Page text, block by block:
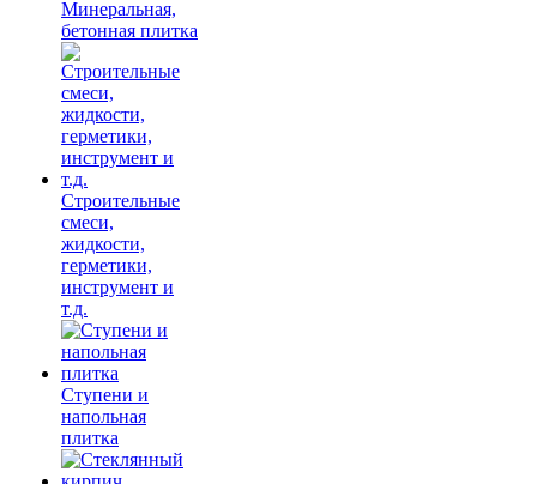
Минеральная,
бетонная плитка
Строительные
смеси,
жидкости,
герметики,
инструмент и
т.д.
Ступени и
напольная
плитка